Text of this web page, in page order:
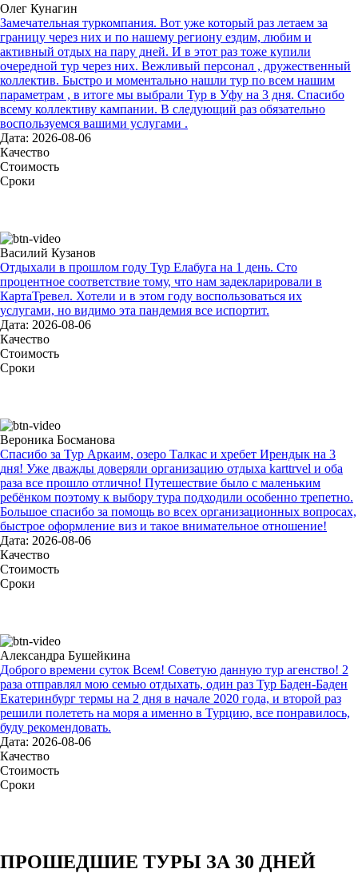
Олег Кунагин
Замечательная туркомпания. Вот уже который раз летаем за
границу через них и по нашему региону ездим, любим и
активный отдых на пару дней. И в этот раз тоже купили
очередной тур через них. Вежливый персонал , дружественный
коллектив. Быстро и моментально нашли тур по всем нашим
параметрам , в итоге мы выбрали Тур в Уфу на 3 дня. Спасибо
всему коллективу кампании. В следующий раз обязательно
воспользуемся вашими услугами .
Дата: 2026-08-06
Качество
Стоимость
Сроки
Василий Кузанов
Отдыхали в прошлом году Тур Елабуга на 1 день. Сто
процентное соответствие тому, что нам задекларировали в
КартаТревел. Хотели и в этом году воспользоваться их
услугами, но видимо эта пандемия все испортит.
Дата: 2026-08-06
Качество
Стоимость
Сроки
Вероника Босманова
Спасибо за Тур Аркаим, озеро Талкас и хребет Ирендык на 3
дня! Уже дважды доверяли организацию отдыха karttrvel и оба
раза все прошло отлично! Путешествие было с маленьким
ребёнком поэтому к выбору тура подходили особенно трепетно.
Большое спасибо за помощь во всех организационных вопросах,
быстрое оформление виз и такое внимательное отношение!
Дата: 2026-08-06
Качество
Стоимость
Сроки
Александра Бушейкина
Доброго времени суток Всем! Советую данную тур агенство! 2
раза отправлял мою семью отдыхать, один раз Тур Баден-Баден
Екатеринбург термы на 2 дня в начале 2020 года, и второй раз
решили полететь на моря а именно в Турцию, все понравилось,
буду рекомендовать.
Дата: 2026-08-06
Качество
Стоимость
Сроки
ПРОШЕДШИЕ ТУРЫ ЗА 30 ДНЕЙ